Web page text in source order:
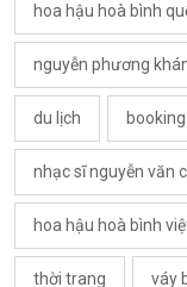
hoa hậu hoà bình
nguyễn phương
du lịch
nhạc sĩ nguyễn văn
hoa hậu hoà bình
thời trang váy